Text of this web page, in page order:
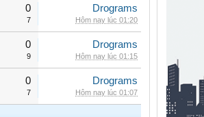
0
7
Drograms
Hôm nay lúc 01:20
0
9
Drograms
Hôm nay lúc 01:15
0
7
Drograms
Hôm nay lúc 01:07